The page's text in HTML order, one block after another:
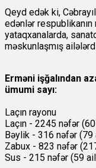
Qeyd edək ki,
edənlər
yataqxanalarda,
məskunlaşmış
Erməni işğalından
ümumi sayı:
Laçın rayonu
Laçın - 2245 nəfər
Bəylik - 316 nəfər (79
Zabux - 823 nəfər
Sus - 215 nəfər (59